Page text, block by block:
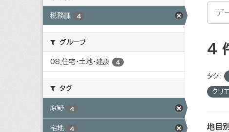
税務課 4
グループ
08_住宅・土地・建設 4
タグ
原野 4
宅地 4
4
タグ:
クリ
地目